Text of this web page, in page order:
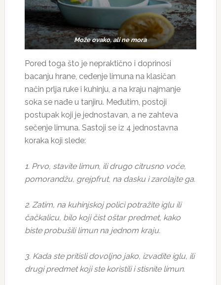
Može ovako, ali ne mora
Pored toga što je nepraktično i doprinosi
bacanju hrane, ceđenje limuna na klasičan
način prlja ruke i kuhinju, a na kraju najmanje
soka se nađe u tanjiru. Međutim, postoji
postupak koji je jednostavan, a ne zahteva
sečenje limuna. Sastoji se iz 4 jednostavna
koraka koji slede:
1. Prvo, stavite limun, ili drugo citrusno voće,
pomorandžu, grejpfrut, na dasku i zarolajte ga.
2. Zatim, na kuhinjskoj polici potražite iglu ili
čačkalicu, bilo koji čist oštar predmet, kako
biste probušili limun na jednom kraju.
3. Kada ste pritisli dovoljno jako, izvadite iglu, ili
drugi predmet koji ste koristili i stisnite limun.